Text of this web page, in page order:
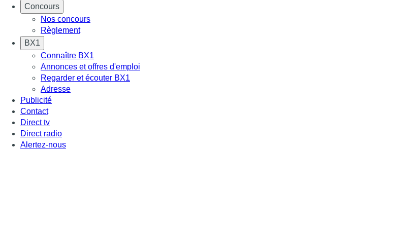
Concours
Nos concours
Règlement
BX1
Connaître BX1
Annonces et offres d'emploi
Regarder et écouter BX1
Adresse
Publicité
Contact
Direct tv
Direct radio
Alertez-nous